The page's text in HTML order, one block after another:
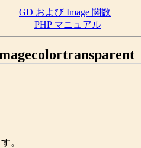
GD および Image 関数
PHP マニュアル
。